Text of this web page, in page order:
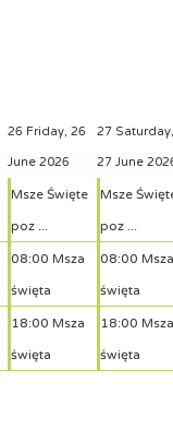
26 Friday, 26
June 2026
Msze Święte
poz ...
08:00 Msza
święta
18:00 Msza
święta
27 Saturday,
27 June
Msze
poz ...
08:00 Msza
święta
18:00 Msza
święta